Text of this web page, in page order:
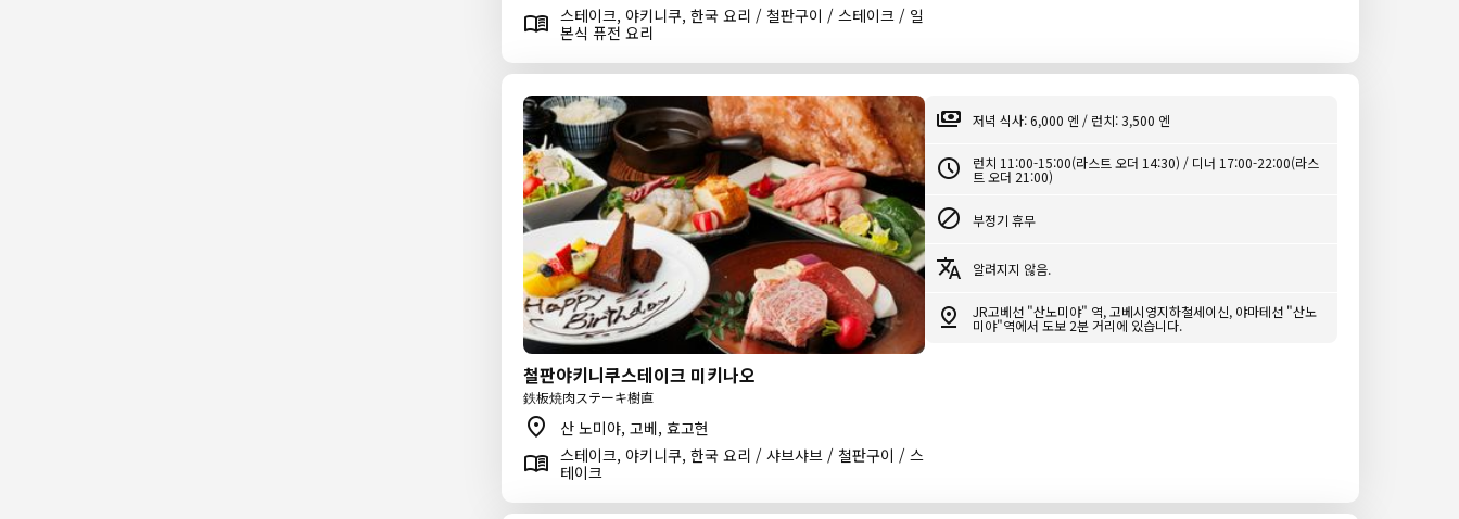
스테이크, 야키니쿠, 한국 요리 / 철판구이 / 스테이크 / 일
본식 퓨전 요리
철판야키니쿠스테이크 미키나오
鉄板焼肉ステーキ樹直
산 노미야, 고베, 효고현
스테이크, 야키니쿠, 한국 요리 / 샤브샤브 / 철판구이 / 스
테이크
저녁 식사: 6,000 엔 / 런치: 3,500 엔
런치 11:00-15:00(라스트 오더 14:30) / 디너 17:00-22:00(라스
트 오더 21:00)
부정기 휴무
알려지지 않음.
JR고베선 "산노미야" 역, 고베시영지하철세이신, 야마테선 "산노
미야"역에서 도보 2분 거리에 있습니다.